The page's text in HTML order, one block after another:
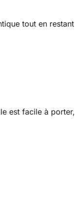
tout en restant
est facile à porter,